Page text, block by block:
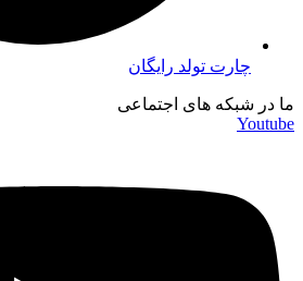
چارت تولد رایگان
ما در شبکه های اجتماعی
Youtube